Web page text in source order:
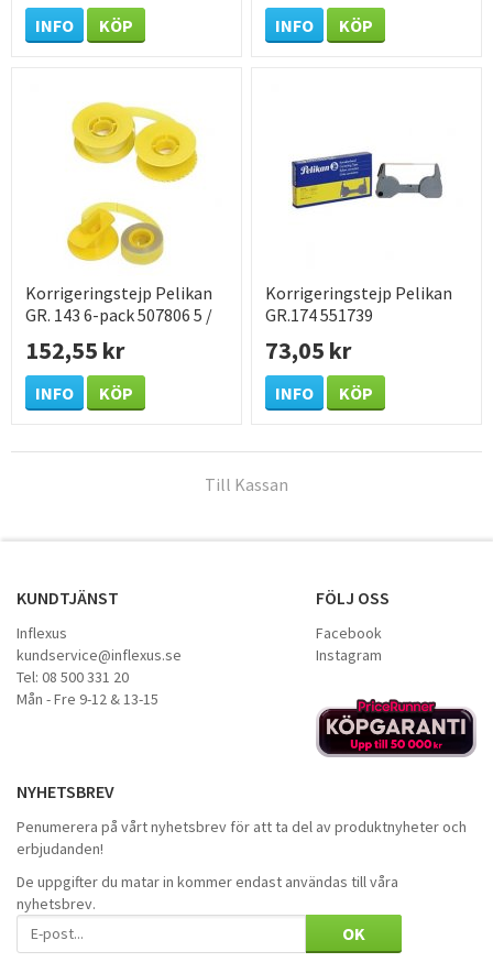
INFO KÖP INFO KÖP
Korrigeringstejp Pelikan
GR. 143 6-pack 507806 5 /
152,55 kr
INFO KÖP
Korrigeringstejp Pelikan
GR.174 551739
73,05 kr
INFO KÖP
Till Kassan
KUNDTJÄNST
Inflexus
kundservice@inflexus.se
Tel: 08 500 331 20
Mån - Fre 9-12 & 13-15
FÖLJ OSS
Facebook
Instagram
NYHETSBREV
Penumerera på vårt nyhetsbrev för att ta del av produktnyheter och
erbjudanden!
De uppgifter du matar in kommer endast användas till våra
nyhetsbrev.
OK